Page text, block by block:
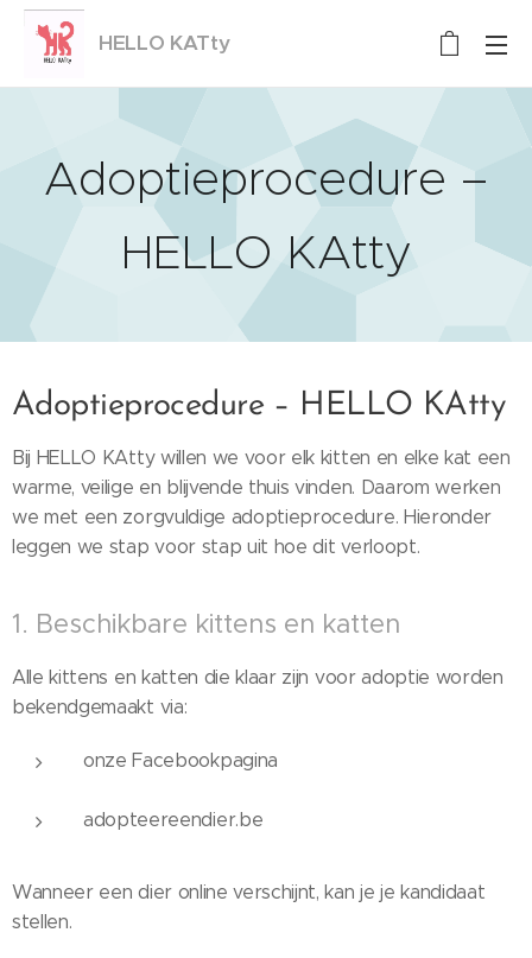
HELLO KATty
Adoptieprocedure –
HELLO KAtty
Adoptieprocedure – HELLO KAtty
Bij HELLO KAtty willen we voor elk kitten en elke kat een
warme, veilige en blijvende thuis vinden. Daarom werken
we met een zorgvuldige adoptieprocedure. Hieronder
leggen we stap voor stap uit hoe dit verloopt.
1. Beschikbare kittens en katten
Alle kittens en katten die klaar zijn voor adoptie worden
bekendgemaakt via:
onze Facebookpagina
adopteereendier.be
Wanneer een dier online verschijnt, kan je je kandidaat
stellen.